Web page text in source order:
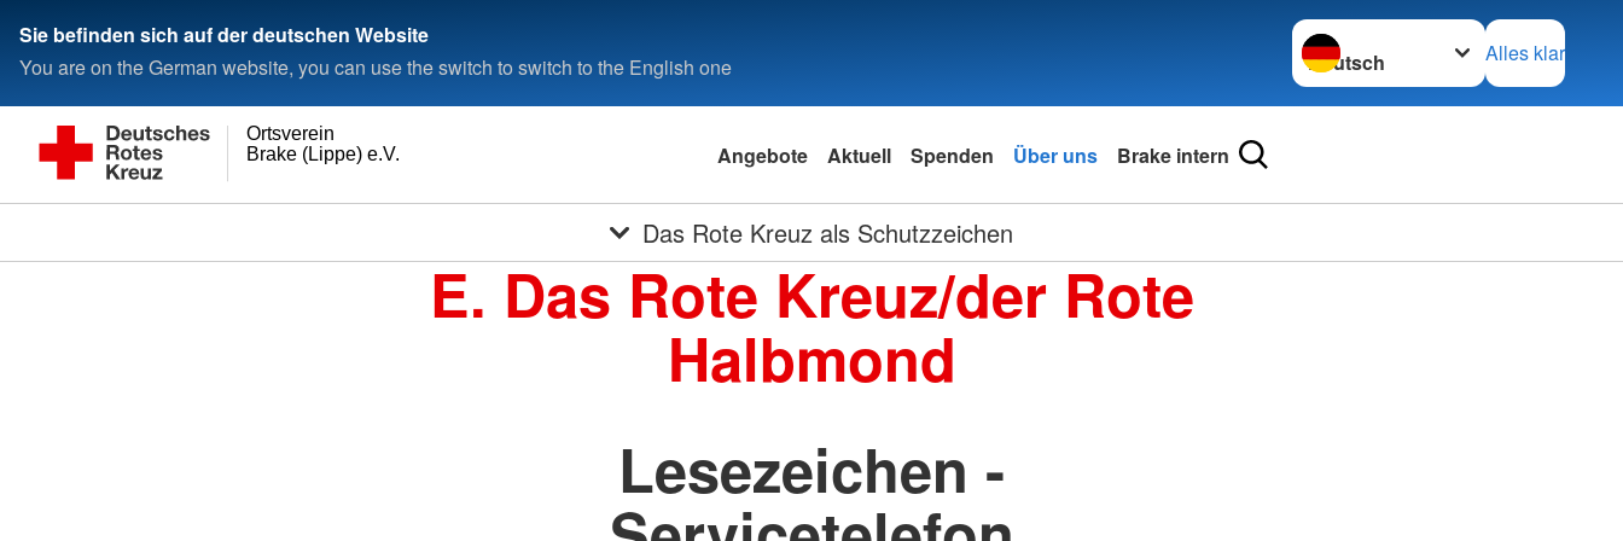
Sie befinden sich auf der deutschen Website
You are on the German website, you can use the switch to switch to the English one
Sprache wechseln zu
Alles klar
Brake (Lippe) e.V.
Ortsverein
Angebote Aktuell Spenden Über uns Brake intern
Das Rote Kreuz als Schutzzeichen
E. Das Rote Kreuz/der Rote
Halbmond
Lesezeichen -